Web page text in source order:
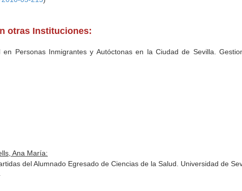
otras Instituciones:
Personas Inmigrantes y Autóctonas en la Ciudad de Sevilla.
Ana María:
del Alumnado Egresado de Ciencias de la Salud. Universidad de